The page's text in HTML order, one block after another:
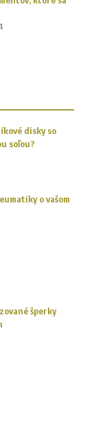
disky so
soľou?
o vašom
šperky